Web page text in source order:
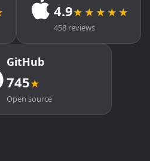
4.9★★★★★
458 reviews
GitHub
745★
Open source